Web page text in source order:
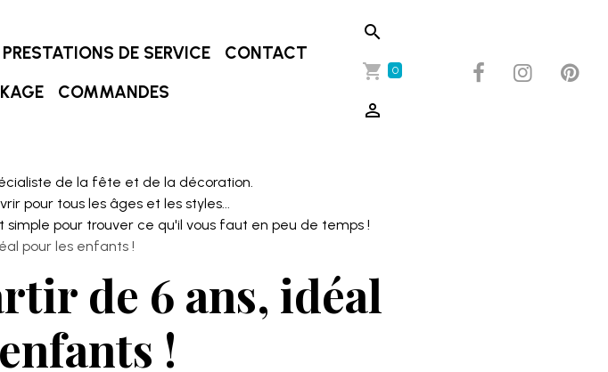
PRESTATIONS DE SERVICE
CONTACT
COMMANDES
0
de la fête et de la décoration.
pour tous les âges et les styles...
pour trouver ce qu'il vous faut en peu de temps !
pour les enfants !
de 6 ans, idéal
!